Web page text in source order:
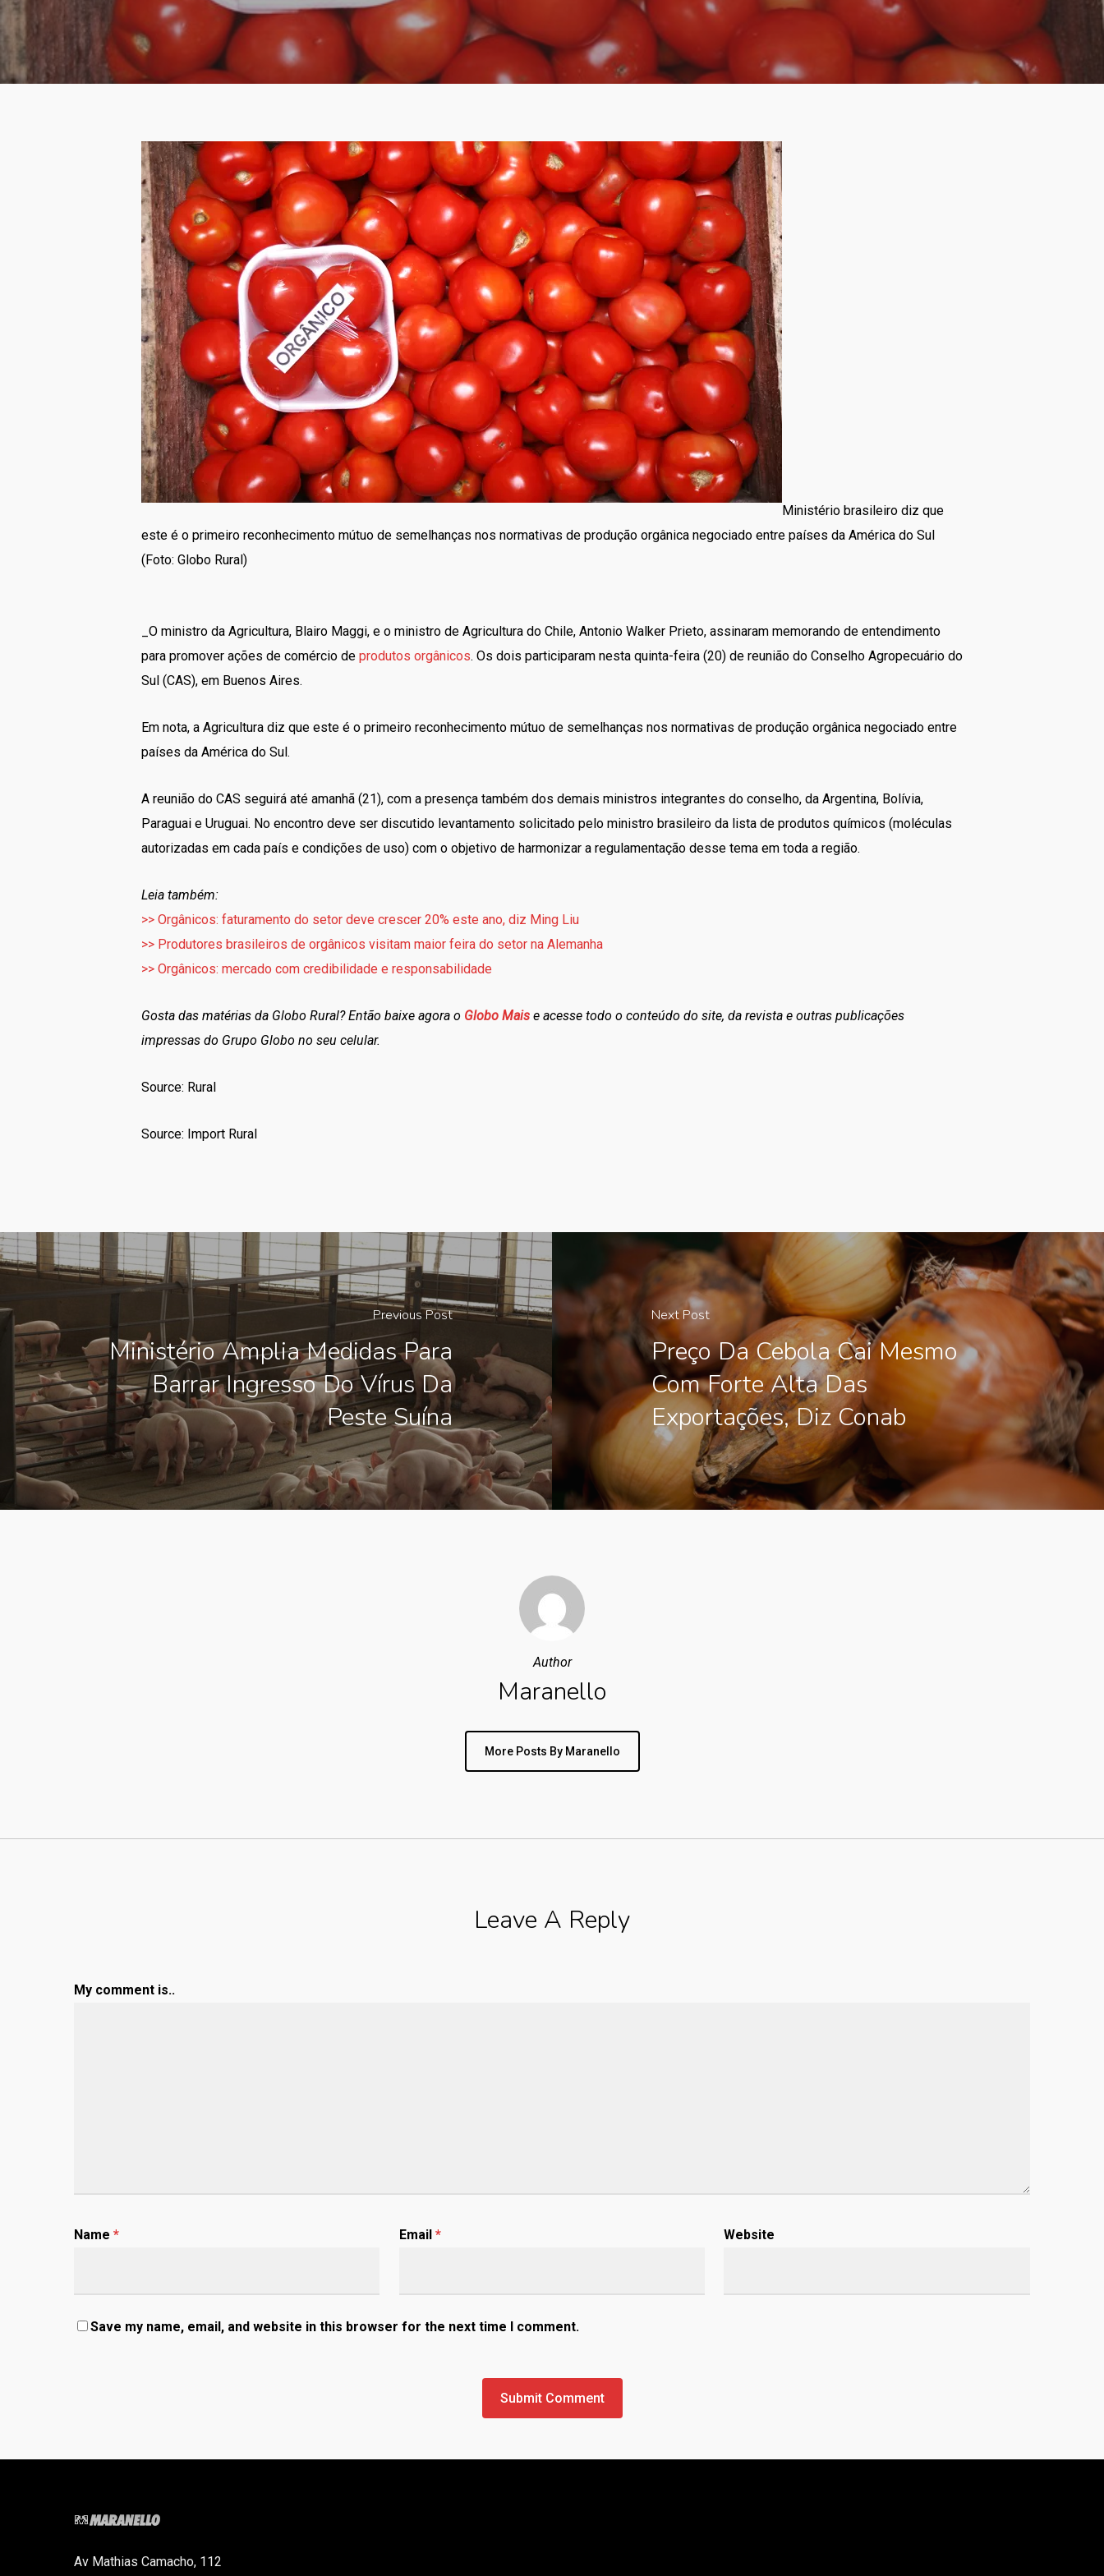
Ministério brasileiro diz que
este é o primeiro reconhecimento mútuo de semelhanças nos normativas de produção orgânica negociado entre países da América do Sul
(Foto: Globo Rural)
_O ministro da Agricultura, Blairo Maggi, e o ministro de Agricultura do Chile, Antonio Walker Prieto, assinaram memorando de entendimento
para promover ações de comércio de produtos orgânicos. Os dois participaram nesta quinta-feira (20) de reunião do Conselho Agropecuário do
Sul (CAS), em Buenos Aires.
Em nota, a Agricultura diz que este é o primeiro reconhecimento mútuo de semelhanças nos normativas de produção orgânica negociado entre
países da América do Sul.
A reunião do CAS seguirá até amanhã (21), com a presença também dos demais ministros integrantes do conselho, da Argentina, Bolívia,
Paraguai e Uruguai. No encontro deve ser discutido levantamento solicitado pelo ministro brasileiro da lista de produtos químicos (moléculas
autorizadas em cada país e condições de uso) com o objetivo de harmonizar a regulamentação desse tema em toda a região.
Leia também:
>> Orgânicos: faturamento do setor deve crescer 20% este ano, diz Ming Liu
>> Produtores brasileiros de orgânicos visitam maior feira do setor na Alemanha
>> Orgânicos: mercado com credibilidade e responsabilidade
Gosta das matérias da Globo Rural? Então baixe agora o Globo Mais e acesse todo o conteúdo do site, da revista e outras publicações
impressas do Grupo Globo no seu celular.
Source: Rural
Source: Import Rural
Previous Post
Ministério Amplia Medidas Para
Barrar Ingresso Do Vírus Da
Peste Suína
Next Post
Preço Da Cebola Cai Mesmo
Com Forte Alta Das
Exportações, Diz Conab
Author
Maranello
More Posts By Maranello
Leave A Reply
My comment is..
Name * Email * Website
Save my name, email, and website in this browser for the next time I comment.
Av Mathias Camacho, 112